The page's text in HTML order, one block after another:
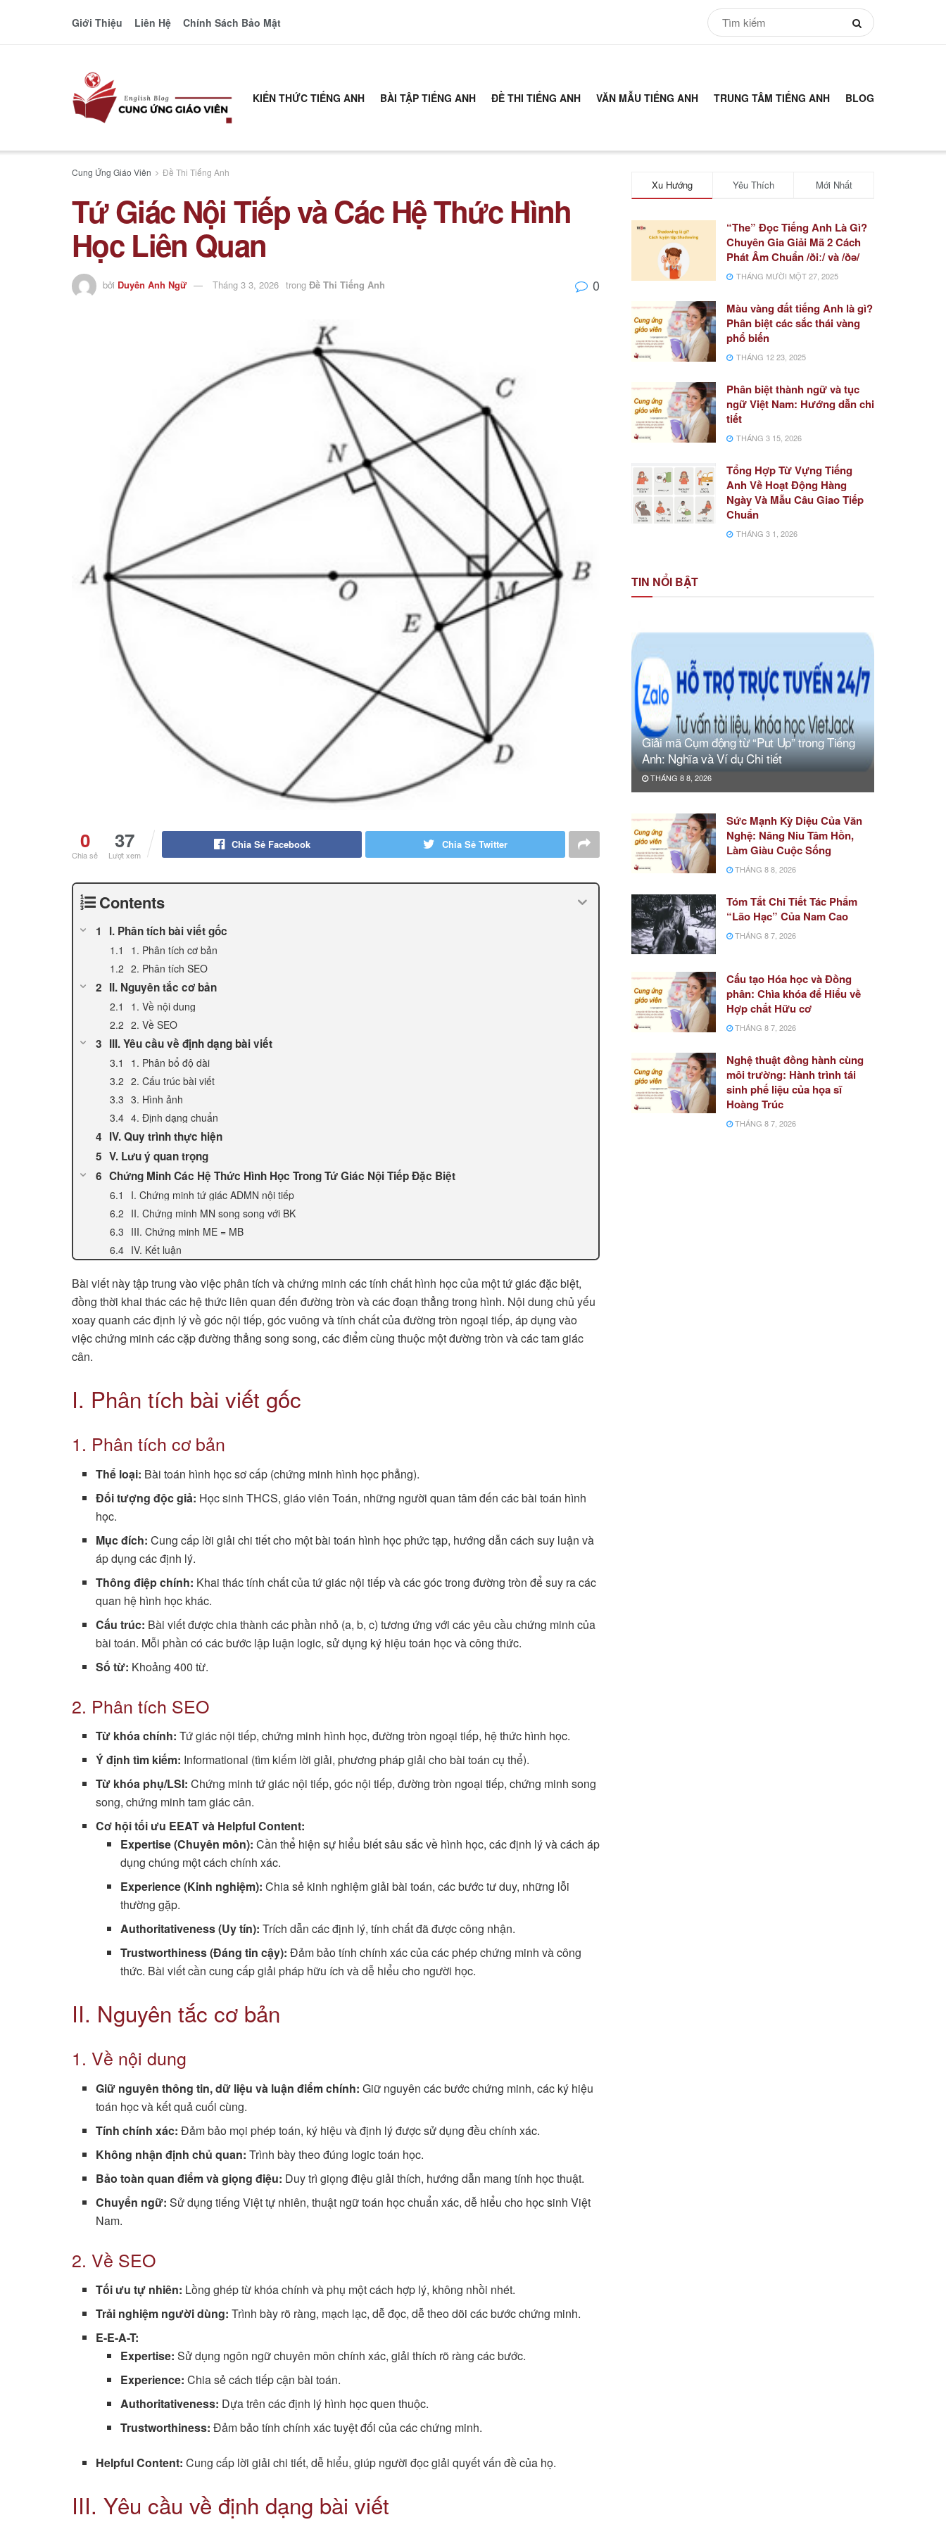
Giới Thiệu Liên Hệ Chính Sách Bảo Mật
KIẾN THỨC TIẾNG ANH BÀI TẬP TIẾNG ANH ĐỀ THI TIẾNG ANH VĂN MẪU TIẾNG ANH TRUNG TÂM TIẾNG ANH BLOG
Cung Ứng Giáo Viên Đề Thi Tiếng Anh
Tứ Giác Nội Tiếp và Các Hệ Thức Hình
Học Liên Quan
bởi Duyên Anh Ngữ Tháng 3 3, 2026 trong Đề Thi Tiếng Anh 0
0
Chia sẻ
37
Lượt xem
Chia Sẻ Facebook Chia Sẻ Twitter
Contents
I. Phân tích bài viết gốc
1. Phân tích cơ bản
2. Phân tích SEO
II. Nguyên tắc cơ bản
1. Về nội dung
2. Về SEO
III. Yêu cầu về định dạng bài viết
1. Phân bổ độ dài
2. Cấu trúc bài viết
3. Hình ảnh
4. Định dạng chuẩn
IV. Quy trình thực hiện
V. Lưu ý quan trọng
Chứng Minh Các Hệ Thức Hình Học Trong Tứ Giác Nội Tiếp Đặc Biệt
I. Chứng minh tứ giác ADMN nội tiếp
II. Chứng minh MN song song với BK
III. Chứng minh ME = MB
IV. Kết luận
Bài viết này tập trung vào việc phân tích và chứng minh các tính chất hình học của một tứ giác đặc biệt,
đồng thời khai thác các hệ thức liên quan đến đường tròn và các đoạn thẳng trong hình. Nội dung chủ yếu
xoay quanh các định lý về góc nội tiếp, góc vuông và tính chất của đường tròn ngoại tiếp, áp dụng vào
việc chứng minh các cặp đường thẳng song song, các điểm cùng thuộc một đường tròn và các tam giác
cân.
I. Phân tích bài viết gốc
1. Phân tích cơ bản
Thể loại: Bài toán hình học sơ cấp (chứng minh hình học phẳng).
Đối tượng độc giả: Học sinh THCS, giáo viên Toán, những người quan tâm đến các bài toán hình
học.
Mục đích: Cung cấp lời giải chi tiết cho một bài toán hình học phức tạp, hướng dẫn cách suy luận và
áp dụng các định lý.
Thông điệp chính: Khai thác tính chất của tứ giác nội tiếp và các góc trong đường tròn để suy ra các
quan hệ hình học khác.
Cấu trúc: Bài viết được chia thành các phần nhỏ (a, b, c) tương ứng với các yêu cầu chứng minh của
bài toán. Mỗi phần có các bước lập luận logic, sử dụng ký hiệu toán học và công thức.
Số từ: Khoảng 400 từ.
2. Phân tích SEO
Từ khóa chính: Tứ giác nội tiếp, chứng minh hình học, đường tròn ngoại tiếp, hệ thức hình học.
Ý định tìm kiếm: Informational (tìm kiếm lời giải, phương pháp giải cho bài toán cụ thể).
Từ khóa phụ/LSI: Chứng minh tứ giác nội tiếp, góc nội tiếp, đường tròn ngoại tiếp, chứng minh song
song, chứng minh tam giác cân.
Cơ hội tối ưu EEAT và Helpful Content:
Expertise (Chuyên môn): Cần thể hiện sự hiểu biết sâu sắc về hình học, các định lý và cách áp
dụng chúng một cách chính xác.
Experience (Kinh nghiệm): Chia sẻ kinh nghiệm giải bài toán, các bước tư duy, những lỗi
thường gặp.
Authoritativeness (Uy tín): Trích dẫn các định lý, tính chất đã được công nhận.
Trustworthiness (Đáng tin cậy): Đảm bảo tính chính xác của các phép chứng minh và công
thức. Bài viết cần cung cấp giải pháp hữu ích và dễ hiểu cho người học.
II. Nguyên tắc cơ bản
1. Về nội dung
Giữ nguyên thông tin, dữ liệu và luận điểm chính: Giữ nguyên các bước chứng minh, các ký hiệu
toán học và kết quả cuối cùng.
Tính chính xác: Đảm bảo mọi phép toán, ký hiệu và định lý được sử dụng đều chính xác.
Không nhận định chủ quan: Trình bày theo đúng logic toán học.
Bảo toàn quan điểm và giọng điệu: Duy trì giọng điệu giải thích, hướng dẫn mang tính học thuật.
Chuyển ngữ: Sử dụng tiếng Việt tự nhiên, thuật ngữ toán học chuẩn xác, dễ hiểu cho học sinh Việt
Nam.
2. Về SEO
Tối ưu tự nhiên: Lồng ghép từ khóa chính và phụ một cách hợp lý, không nhồi nhét.
Trải nghiệm người dùng: Trình bày rõ ràng, mạch lạc, dễ đọc, dễ theo dõi các bước chứng minh.
E-E-A-T:
Expertise: Sử dụng ngôn ngữ chuyên môn chính xác, giải thích rõ ràng các bước.
Experience: Chia sẻ cách tiếp cận bài toán.
Authoritativeness: Dựa trên các định lý hình học quen thuộc.
Trustworthiness: Đảm bảo tính chính xác tuyệt đối của các chứng minh.
Helpful Content: Cung cấp lời giải chi tiết, dễ hiểu, giúp người đọc giải quyết vấn đề của họ.
III. Yêu cầu về định dạng bài viết
Xu Hướng Yêu Thích Mới Nhất
“The” Đọc Tiếng Anh Là Gì?
Chuyên Gia Giải Mã 2 Cách
Phát Âm Chuẩn /ðiː/ và /ðə/
THÁNG MƯỜI MỘT 27, 2025
Màu vàng đất tiếng Anh là gì?
Phân biệt các sắc thái vàng
phổ biến
THÁNG 12 23, 2025
Phân biệt thành ngữ và tục
ngữ Việt Nam: Hướng dẫn chi
tiết
THÁNG 3 15, 2026
Tổng Hợp Từ Vựng Tiếng
Anh Về Hoạt Động Hàng
Ngày Và Mẫu Câu Giao Tiếp
Chuẩn
THÁNG 3 1, 2026
TIN NỔI BẬT
Giải mã Cụm động từ “Put Up” trong Tiếng
Anh: Nghĩa và Ví dụ Chi tiết
THÁNG 8 8, 2026
Sức Mạnh Kỳ Diệu Của Văn
Nghệ: Nâng Niu Tâm Hồn,
Làm Giàu Cuộc Sống
THÁNG 8 8, 2026
Tóm Tắt Chi Tiết Tác Phẩm
“Lão Hạc” Của Nam Cao
THÁNG 8 7, 2026
Cấu tạo Hóa học và Đồng
phân: Chìa khóa để Hiểu về
Hợp chất Hữu cơ
THÁNG 8 7, 2026
Nghệ thuật đồng hành cùng
môi trường: Hành trình tái
sinh phế liệu của họa sĩ
Hoàng Trúc
THÁNG 8 7, 2026